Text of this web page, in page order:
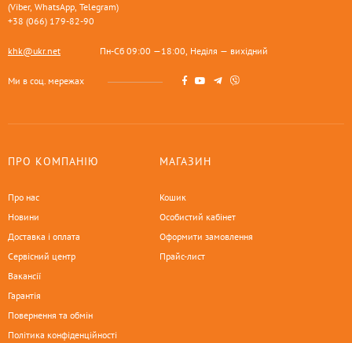
(Viber, WhatsApp, Telegram)
+38 (066) 179-82-90
khk@ukr.net Пн-Сб 09:00 —18:00, Неділя — вихідний
Ми в соц. мережах
ПРО КОМПАНІЮ
Про нас
Новини
Доставка і оплата
Сервісний центр
Вакансії
Гарантія
Повернення та обмін
Політика конфіденційності
МАГАЗИН
Кошик
Особистий кабінет
Оформити замовлення
Прайс-лист